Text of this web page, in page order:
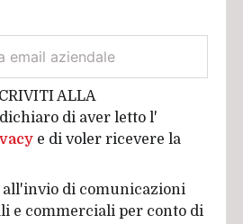
ALLA
dichiaro di aver letto l'
e di voler ricevere la
all'invio di comunicazioni
e commerciali per conto di